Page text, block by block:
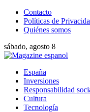
Contacto
Políticas de
Quiénes somos
sábado, agosto 8
España
Inversiones
Responsabilidad
Cultura
Tecnología